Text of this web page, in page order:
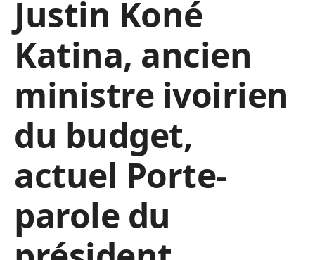
Justin Koné
Katina, ancien
ministre ivoirien
du budget,
actuel Porte-
parole du